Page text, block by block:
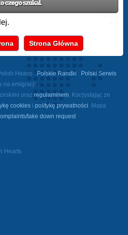
czego szukał.
Strona Główna
Hearts : Polskie Randki : Polski Serwis
na emigracji.
oraz regulaminem. Korzystając ze
cookies i politykę prywatności. Mapa
take down request
Hearts